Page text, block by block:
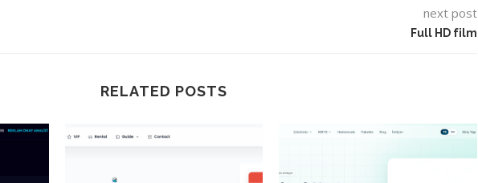
next post
Full HD film
RELATED POSTS